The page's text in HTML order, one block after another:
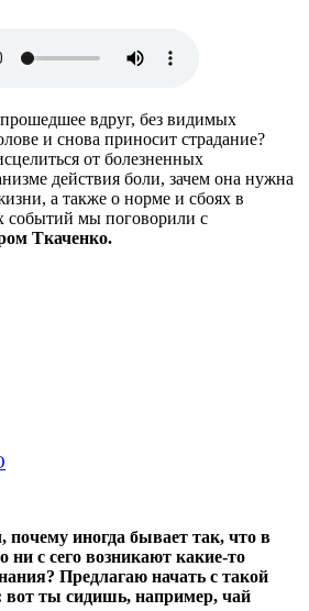
вдруг, без видимых
и снова приносит страдание?
от болезненных
действия боли, зачем она нужна
а также о норме и сбоях в
событий мы поговорили с
Ткаченко.
почему иногда бывает так, что в
ни с сего возникают какие-то
Предлагаю начать с такой
вот ты сидишь, например, чай